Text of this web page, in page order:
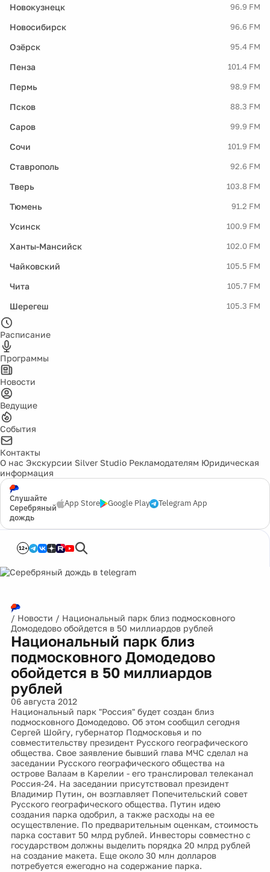
Новокузнецк 96.9 FM
Новосибирск 96.6 FM
Озёрск 95.4 FM
Пенза 101.4 FM
Пермь 98.9 FM
Псков 88.3 FM
Саров 99.9 FM
Сочи 101.9 FM
Ставрополь 92.6 FM
Тверь 103.8 FM
Тюмень 91.2 FM
Усинск 100.9 FM
Ханты-Мансийск 102.0 FM
Чайковский 105.5 FM
Чита 105.7 FM
Шерегеш 105.3 FM
Расписание
Программы
Новости
Ведущие
События
Контакты
О нас Экскурсии Silver Studio Рекламодателям Юридическая
информация
Слушайте
Серебряный
дождь
App Store Google Play Telegram App
12+
/ Новости / Национальный парк близ подмосковного
Домодедово обойдется в 50 миллиардов рублей
Национальный парк близ
подмосковного Домодедово
обойдется в 50 миллиардов
рублей
06 августа 2012
Национальный парк "Россия" будет создан близ
подмосковного Домодедово. Об этом сообщил сегодня
Сергей Шойгу, губернатор Подмосковья и по
совместительству президент Русского географического
общества. Свое заявление бывший глава МЧС сделал на
заседании Русского географического общества на
острове Валаам в Карелии - его транслировал телеканал
Россия-24. На заседании присутствовал президент
Владимир Путин, он возглавляет Попечительский совет
Русского географического общества. Путин идею
создания парка одобрил, а также расходы на ее
осуществление. По предварительным оценкам, стоимость
парка составит 50 млрд рублей. Инвесторы совместно с
государством должны выделить порядка 20 млрд рублей
на создание макета. Еще около 30 млн долларов
потребуется ежегодно на содержание парка.